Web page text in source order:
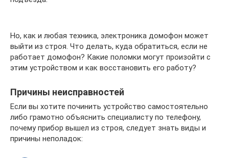
Но, как и любая техника, электроника домофон может
выйти из строя. Что делать, куда обратиться, если не
работает домофон? Какие поломки могут произойти с
этим устройством и как восстановить его работу?
Причины неисправностей
Если вы хотите починить устройство самостоятельно
либо грамотно объяснить специалисту по телефону,
почему прибор вышел из строя, следует знать виды и
причины неполадок: